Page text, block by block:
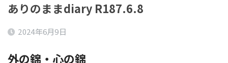
ありのままdiary R187.6.8
2024年6月9日
外の錦・心の錦